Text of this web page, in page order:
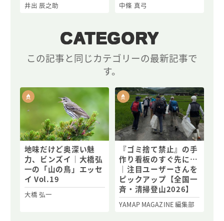
井出 辰之助 中條 真弓
CATEGORY
この記事と同じカテゴリーの最新記事で
す。
地味だけど奥深い魅
力、ビンズイ｜大橋弘
一の「山の鳥」エッセ
イ Vol.19
大橋 弘一
『ゴミ捨て禁止』の手
作り看板のすぐ先に…
｜注目ユーザーさんを
ピックアップ【全国一
斉・清掃登山2026】
YAMAP MAGAZINE 編集部